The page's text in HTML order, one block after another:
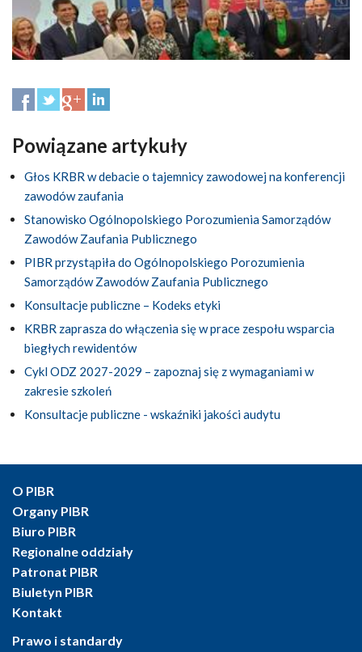
Powiązane artykuły
Głos KRBR w debacie o tajemnicy zawodowej na konferencji
zawodów zaufania
Stanowisko Ogólnopolskiego Porozumienia Samorządów
Zawodów Zaufania Publicznego
PIBR przystąpiła do Ogólnopolskiego Porozumienia
Samorządów Zawodów Zaufania Publicznego
Konsultacje publiczne – Kodeks etyki
KRBR zaprasza do włączenia się w prace zespołu wsparcia
biegłych rewidentów
Cykl ODZ 2027-2029 – zapoznaj się z wymaganiami w
zakresie szkoleń
Konsultacje publiczne - wskaźniki jakości audytu
O PIBR
Organy PIBR
Biuro PIBR
Regionalne oddziały
Patronat PIBR
Biuletyn PIBR
Kontakt
Prawo i standardy